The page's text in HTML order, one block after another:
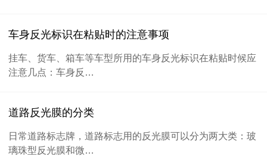
车身反光标识在粘贴时的注意事项
挂车、货车、箱车等车型所用的车身反光标识在粘贴时候应
注意几点：车身反…
道路反光膜的分类
日常道路标志牌，道路标志用的反光膜可以分为两大类：玻
璃珠型反光膜和微…